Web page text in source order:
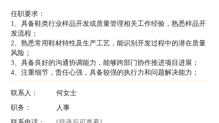
任职要求：
1、具备鞋类行业样品开发或质量管理相关工作经验，熟悉样品开
发流程；
2、熟悉常用鞋材特性及生产工艺，能识别开发过程中的潜在质量
风险；
3、具备良好的沟通协调能力，能够跨部门协作推进项目进展；
4、注重细节，责任心强，具备较强的执行力和问题解决能力；
联系人：
何女士
职务：
人事